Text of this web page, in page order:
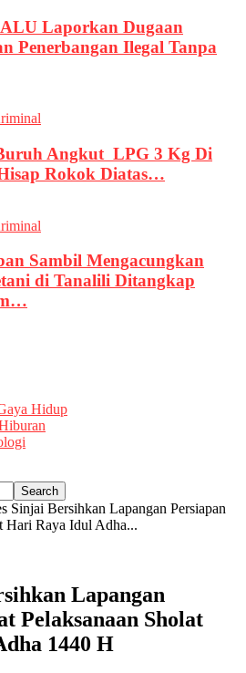
Laporkan Dugaan
Penerbangan Ilegal Tanpa
Angkut LPG 3 Kg Di
Rokok Diatas…
Sambil Mengacungkan
di Tanalili Ditangkap
Hidup
Sinjai Bersihkan Lapangan Persiapan
Hari Raya Idul Adha...
Lapangan
Pelaksanaan Sholat
1440 H